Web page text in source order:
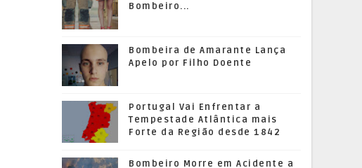
Bombeiro...
Bombeira de Amarante Lança
Apelo por Filho Doente
Portugal Vai Enfrentar a
Tempestade Atlântica mais
Forte da Região desde 1842
Bombeiro Morre em Acidente a